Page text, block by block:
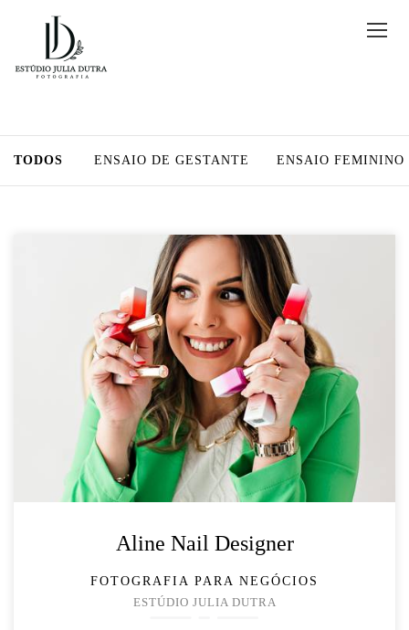
TODOS ENSAIO DE GESTANTE ENSAIO FEMININO
Aline Nail Designer
FOTOGRAFIA PARA NEGÓCIOS
ESTÚDIO JULIA DUTRA